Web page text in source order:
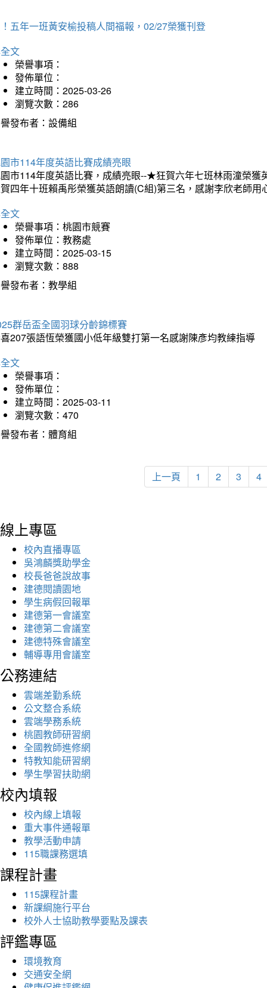
五年一班黃安榆投稿人間福報，02/27榮獲刊登
文
榮譽事項：
發佈單位：
建立時間：2025-03-26
瀏覽次數：286
發布者：設備組
市114年度英語比賽成績亮眼
市114年度英語比賽，成績亮眼--★狂賀六年七班林雨潼榮
四年十班賴禹彤榮獲英語朗讀(C組)第三名，感謝李欣老師
文
榮譽事項：桃園市競賽
發佈單位：教務處
建立時間：2025-03-15
瀏覽次數：888
發布者：教學組
群岳盃全國羽球分齡錦標賽
207張語恆榮獲國小低年級雙打第一名感謝陳彥均教練指導
文
榮譽事項：
發佈單位：
建立時間：2025-03-11
瀏覽次數：470
發布者：體育組
上一頁 1 2 3 4
線上專區
校內直播專區
吳鴻麟獎助學金
校長爸爸說故事
建德閱讀園地
學生病假回報單
建德第一會議室
建德第二會議室
建德特殊會議室
輔導專用會議室
公務連結
雲端差勤系統
公文整合系統
雲端學務系統
桃園教師研習網
全國教師進修網
特教知能研習網
學生學習扶助網
校內填報
校內線上填報
重大事件通報單
教學活動申請
115職課務選填
課程計畫
115課程計畫
新課綱施行平台
校外人士協助教學要點及課表
評鑑專區
環境教育
交通安全網